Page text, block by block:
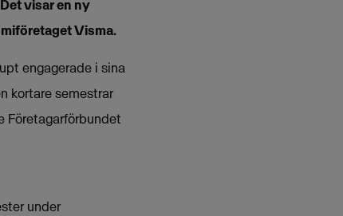
visar en ny
Visma.
engagerade i sina
kortare semestrar
Företagarförbundet
under